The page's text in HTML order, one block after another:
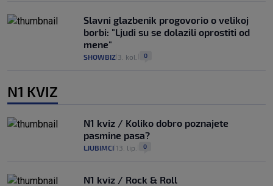
Slavni glazbenik progovorio o velikoj
borbi: "Ljudi su se dolazili oprostiti od
mene"
SHOWBIZ 3. kol. 0
N1 KVIZ
N1 kviz / Koliko dobro poznajete
pasmine pasa?
LJUBIMCI 13. lip. 0
N1 kviz / Rock & Roll